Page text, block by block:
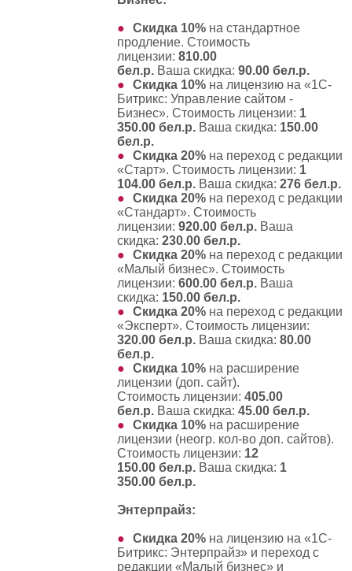
Скидка 10% на стандартное
продление. Стоимость
лицензии: 810.00
бел.р. Ваша скидка: 90.00 бел.р.
Скидка 10% на лицензию на «1С-
Битрикс: Управление сайтом -
Бизнес». Стоимость лицензии: 1
350.00 бел.р. Ваша скидка: 150.00
бел.р.
Скидка 20% на переход с редакции
«Старт». Стоимость лицензии: 1
104.00 бел.р. Ваша скидка: 276 бел.р.
Скидка 20% на переход с редакции
«Стандарт». Стоимость
лицензии: 920.00 бел.р. Ваша
скидка: 230.00 бел.р.
Скидка 20% на переход с редакции
«Малый бизнес». Стоимость
лицензии: 600.00 бел.р. Ваша
скидка: 150.00 бел.р.
Скидка 20% на переход с редакции
«Эксперт». Стоимость лицензии:
320.00 бел.р. Ваша скидка: 80.00
бел.р.
Скидка 10% на расширение
лицензии (доп. сайт).
Стоимость лицензии: 405.00
бел.р. Ваша скидка: 45.00 бел.р.
Скидка 10% на расширение
лицензии (неогр. кол-во доп. сайтов).
Стоимость лицензии: 12
150.00 бел.р. Ваша скидка: 1
350.00 бел.р.
Энтерпрайз:
Скидка 20% на лицензию на «1С-
Битрикс: Энтерпрайз» и переход с
редакции «Малый бизнес» и